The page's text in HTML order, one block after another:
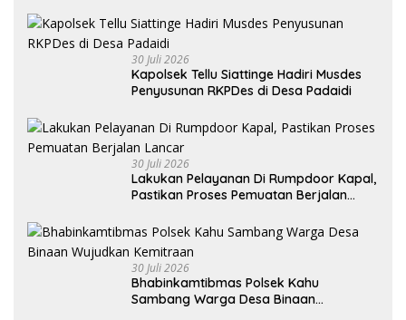
30 Juli 2026
Kapolsek Tellu Siattinge Hadiri Musdes
Penyusunan RKPDes di Desa Padaidi
30 Juli 2026
Lakukan Pelayanan Di Rumpdoor Kapal,
Pastikan Proses Pemuatan Berjalan
30 Juli 2026
Bhabinkamtibmas Polsek Kahu
Sambang Warga Desa Binaan